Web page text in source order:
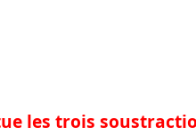
les trois